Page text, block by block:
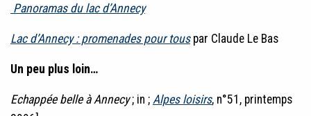
Panoramas du lac d’Annecy
Lac d’Annecy : promenades pour touspar Claude Le Bas
Un peu plus loin…
Echappée belle à Annecy; in ; Alpes loisirs, n°51, printemps